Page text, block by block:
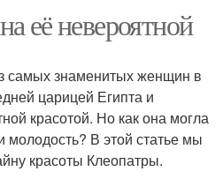
её невероятной
самых знаменитых женщин в
царицей Египта и
красотой. Но как она могла
молодость? В этой статье мы
красоты Клеопатры.